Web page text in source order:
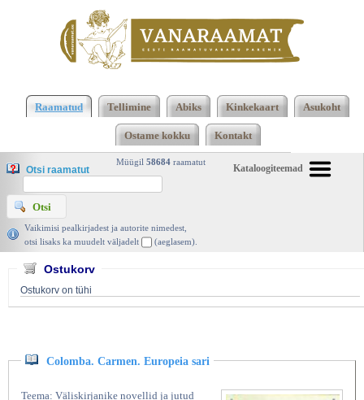
Carmen. Europeia sari, Prosper Mérimée,
Perioodika 1990 | vanaraamat. ee
Raamatud Tellimine Abiks Kinkekaart Asukoht
Ostame kokku Kontakt
Kataloogiteemad
Müügil 58684 raamatut
Otsi raamatut
Vaikimisi pealkirjadest ja autorite nimedest,
otsi lisaks ka muudelt väljadelt
(aeglasem).
Ostukorv
Ostukorv on tühi
Colomba. Carmen. Europeia sari
Teema: Väliskirjanike novellid ja jutud